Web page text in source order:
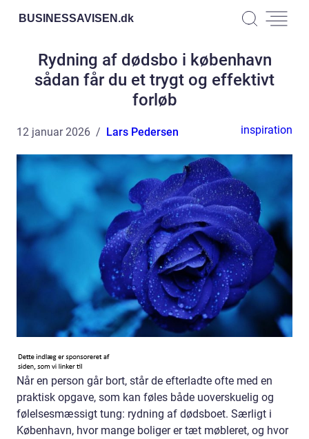
BUSINESSAVISEN.dk
Rydning af dødsbo i københavn
sådan får du et trygt og effektivt
forløb
12 januar 2026 Lars Pedersen inspiration
Når en person går bort, står de efterladte ofte med en
praktisk opgave, som kan føles både uoverskuelig og
følelsesmæssigt tung: rydning af dødsboet. Særligt i
København, hvor mange boliger er tæt møbleret, og hvor